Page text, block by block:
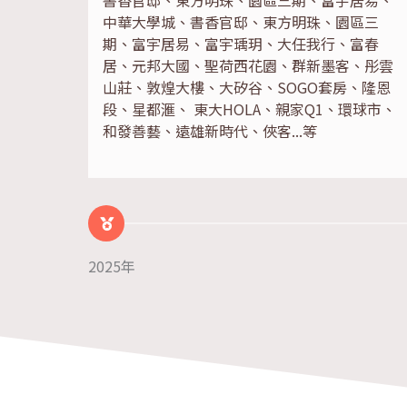
中華大學城、書香官邸、東方明珠、園區三
期、富宇居易、富宇瑀玥、大任我行、富春
居、元邦大國、聖荷西花園、群新墨客、彤雲
山莊、敦煌大樓、大矽谷、SOGO套房、隆恩
段、星都滙、 東大HOLA、親家Q1、環球市、
和發善藝、遠雄新時代、俠客...等
2025年